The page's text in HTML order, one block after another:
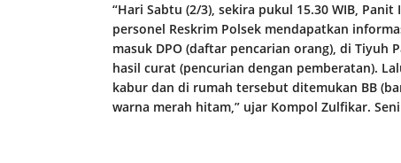
“Hari Sabtu (2/3), sekira pukul 15.30 WIB,
personel Reskrim Polsek mendapatkan
masuk DPO (daftar pencarian orang), di Tiyuh
hasil curat (pencurian dengan pemberatan).
kabur dan di rumah tersebut ditemukan BB
warna merah hitam,” ujar Kompol Zulfikar.